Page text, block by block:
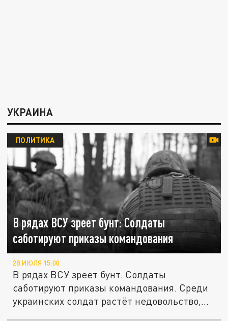
УКРАИНА
В рядах ВСУ зреет бунт: Солдаты
саботируют приказы командования
ПОЛИТИКА
28 ИЮЛЯ 15:00
В рядах ВСУ зреет бунт. Солдаты
саботируют приказы командования. Среди
украинских солдат растёт недовольство,...